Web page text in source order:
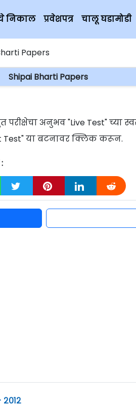
निकाल प्रवेशपत्र चालू घडामोडी
Papers
Shipai Bharti Papers
अनुभव "Live Test" च्या
Test" या बटनावर क्लिक करून.